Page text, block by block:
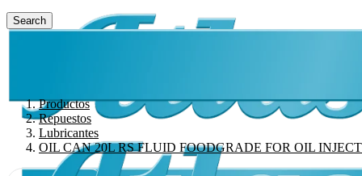
Search
Productos
Repuestos
Lubricantes
OIL CAN 20L RS FLUID FOODGRADE FOR OIL